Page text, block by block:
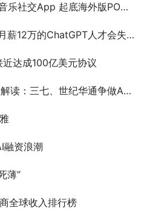
交App 起底海外版POM发家史
12万的ChatGPT人才会失业？
达成100亿美元协议
A股游戏第一，腾讯凭内购收入和小游戏赚足了底气
融资浪潮
薄”
全球收入排行榜